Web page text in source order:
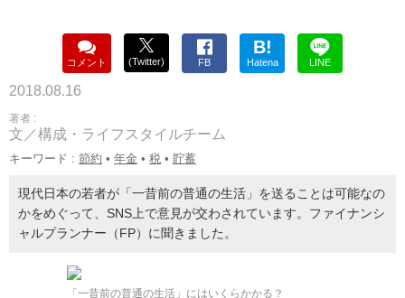
コメント (Twitter) FB
B!
Hatena LINE
2018.08.16
著者 :
文／構成・ライフスタイルチーム
キーワード : 節約 • 年金 • 税 • 貯蓄
現代日本の若者が「一昔前の普通の生活」を送ることは可能なの
かをめぐって、SNS上で意見が交わされています。ファイナンシ
ャルプランナー（FP）に聞きました。
「一昔前の普通の生活」にはいくらかかる？